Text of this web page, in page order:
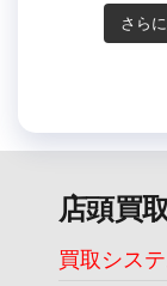
さら
店頭買
買取シス